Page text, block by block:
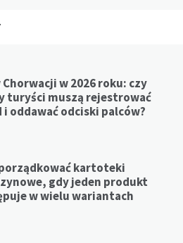
Chorwacji w 2026 roku: czy
turyści muszą rejestrować
i oddawać odciski palców?
kartoteki
gdy jeden produkt
w wielu wariantach